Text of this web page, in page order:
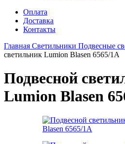
Оплата
Доставка
Контакты
Главная Светильники Подвесные
светильник Lumion Blasen 6565/1A
Подвесной
Lumion Blasen